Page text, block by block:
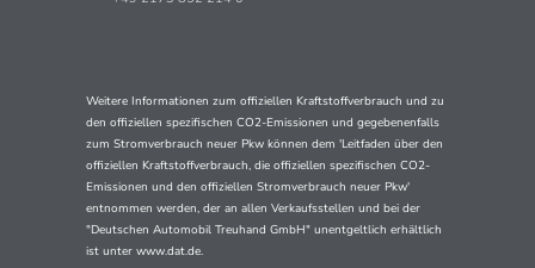
Weitere Informationen zum offiziellen Kraftstoffverbrauch und zu
den offiziellen spezifischen CO2-Emissionen und gegebenenfalls
zum Stromverbrauch neuer Pkw können dem 'Leitfaden über den
offiziellen Kraftstoffverbrauch, die offiziellen spezifischen CO2-
Emissionen und den offiziellen Stromverbrauch neuer Pkw'
entnommen werden, der an allen Verkaufsstellen und bei der
"Deutschen Automobil Treuhand GmbH" unentgeltlich erhältlich
ist unter www.dat.de.